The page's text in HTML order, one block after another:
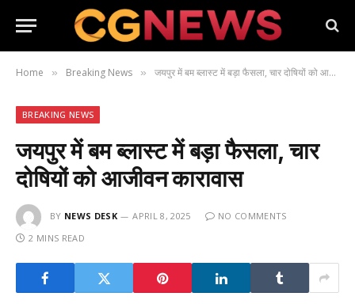
Home » Breaking News » जयपुर में बम ब्लास्ट में बड़ा फैसला, चार दोषियों को आजीवन कारावास
BREAKING NEWS
जयपुर में बम ब्लास्ट में बड़ा फैसला, चार
दोषियों को आजीवन कारावास
BY NEWS DESK APRIL 8, 2025
NO COMMENTS
2 MINS READ